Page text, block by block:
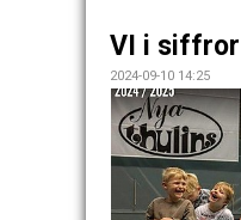
VI i siffror
2024-09-10 14:25